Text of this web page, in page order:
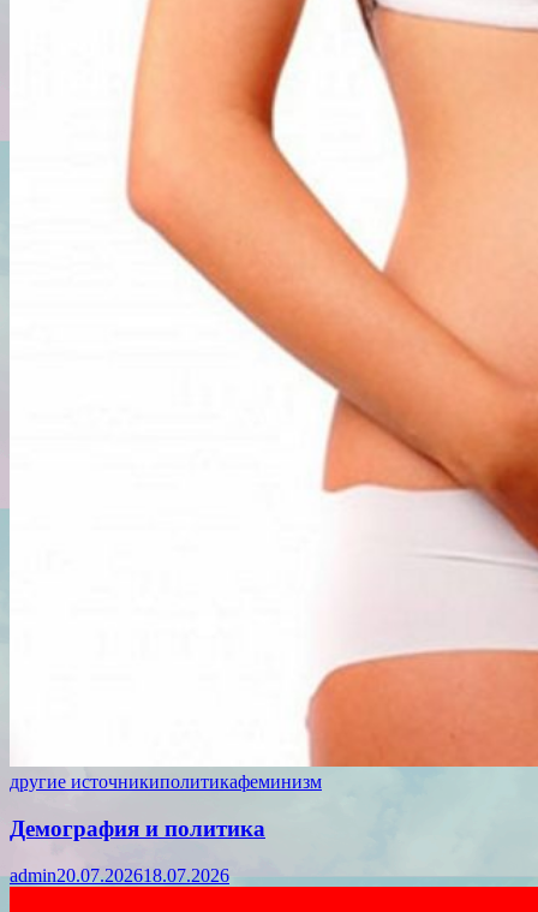
другие источникиполитикафеминизм
Демография и политика
admin20.07.202618.07.2026